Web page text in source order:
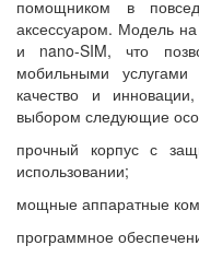
помощником в
аксессуаром. Модель
и nano-SIM, что
мобильными
качество и
выбором следующие
прочный корпус с
использовании;
мощные аппаратные
программное